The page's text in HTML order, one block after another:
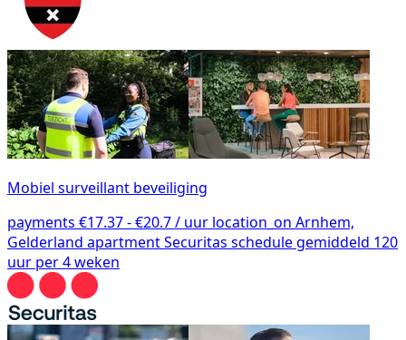
Mobiel surveillant beveiliging
payments €17.37 - €20.7 / uur location_on Arnhem,
Gelderland apartmentSecuritas schedulegemiddeld 120
uur per 4 weken